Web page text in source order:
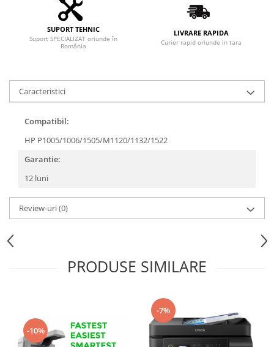
Camere Web
Boxe
Mouse Pad
Tastaturi
USB Hub
Componente PC
Placi de Baza
Placi Video
CPU
SSD
Surse
Cooler
SUPORT TEHNIC
Suport SPECIALIZAT oriunde în
România
LIVRARE RAPIDA
Curier rapid oriunde in tara
Caracteristici
Compatibil:
HP P1005/1006/1505/M1120/1132/1522
Garantie:
12 luni
Review-uri(0)
PRODUSE SIMILARE
-10%
-7%